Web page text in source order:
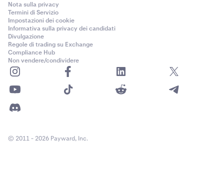
Nota sulla privacy
Termini di Servizio
Impostazioni dei cookie
Informativa sulla privacy dei candidati
Divulgazione
Regole di trading su Exchange
Compliance Hub
Non vendere/condividere
© 2011 - 2026 Payward, Inc.